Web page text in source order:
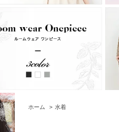
ホーム > 水着